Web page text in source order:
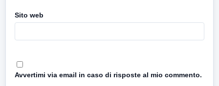
Sito web
Avvertimi via email in caso di risposte al mio commento.